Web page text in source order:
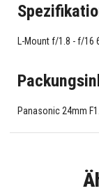
L-Mount f/1.8 - f/16
Panasonic 24mm